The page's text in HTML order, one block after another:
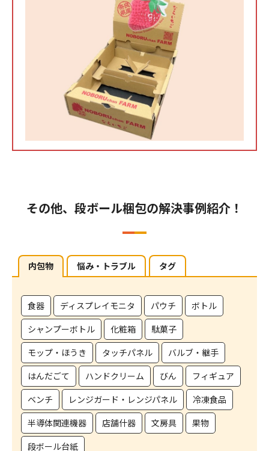
その他、段ボール梱包の解決事例紹介！
内包物 悩み・トラブル タグ
食器 ディスプレイモニタ パウチ
ボトル
シャンプーボトル
化粧箱
駄菓子
モップ・ほうき
タッチパネル
バルブ・継手
はんだごて
ハンドクリーム びん
フィギュア
ベンチ
レンジガード・レンジパネル
冷凍食品
半導体関連機器
店舗什器 文房具
果物
段ボール台紙